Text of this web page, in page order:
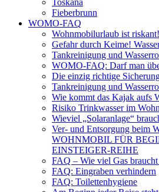
Fieberbrunn
WOMO-FAQ
Wohnmobilurlaub ist riskant!
Gefahr durch Keime!
Tankreinigung und
WOMO-FAQ: Darf man
Die einzig richtige
Tankreinigung und
Wie kommt das Kajak aufs
Risiko Trinkwasser im
Wieviel „Solaranlage“
Ver- und Entsorgung beim
WOHNMOBIL FÜR
EINSTEIGER-REIHE
FAQ – Wie viel Gas
FAQ: Eingraben verhindern
FAQ: Toilettenhygiene